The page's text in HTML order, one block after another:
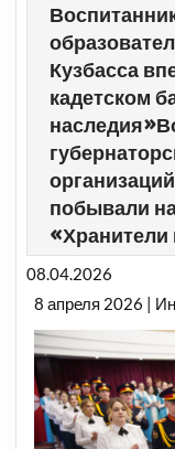
Кузбасса
кадетском
побывали
«Хранители
08.04.2026
8 апреля 2026 |